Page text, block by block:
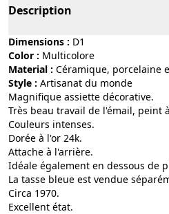
Description
Dimensions : D1
Color :
multicolore
Material :
céramique, porcelaine
Style :
artisanat du monde
Magnifique assiette décorative.
Très beau travail de l'émail, peint
Couleurs intenses.
Dorée à l'or 24k.
Attache à l'arrière.
Idéale également en dessous de
La tasse bleue est vendue
Circa 1970.
Excellent état.